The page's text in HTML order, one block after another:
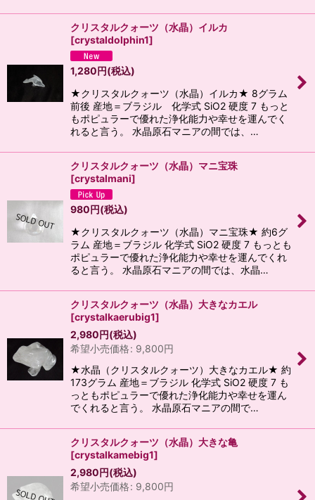
クリスタルクォーツ（水晶）イルカ
[crystaldolphin1]
1,280円(税込)
★クリスタルクォーツ（水晶）イルカ★ 8グラム
前後 産地＝ブラジル 化学式 SiO2 硬度 7 もっと
もポピュラーで優れた浄化能力や幸せを運んでく
れると言う。 水晶原石マニアの間では、…
クリスタルクォーツ（水晶）マニ宝珠
[crystalmani]
980円(税込)
★クリスタルクォーツ（水晶）マニ宝珠★ 約6グ
ラム 産地＝ブラジル 化学式 SiO2 硬度 7 もっとも
ポピュラーで優れた浄化能力や幸せを運んでくれ
ると言う。 水晶原石マニアの間では、水晶…
クリスタルクォーツ（水晶）大きなカエル
[crystalkaerubig1]
2,980円(税込)
希望小売価格: 9,800円
★水晶（クリスタルクォーツ）大きなカエル★ 約
173グラム 産地＝ブラジル 化学式 SiO2 硬度 7 も
っともポピュラーで優れた浄化能力や幸せを運ん
でくれると言う。 水晶原石マニアの間で…
クリスタルクォーツ（水晶）大きな亀
[crystalkamebig1]
2,980円(税込)
希望小売価格: 9,800円